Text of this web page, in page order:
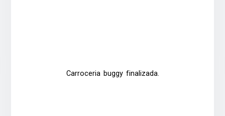
Carroceria buggy finalizada.